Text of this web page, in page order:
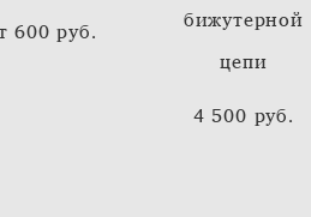
600 pуб.
бижутерной
цепи
4 500 pуб.